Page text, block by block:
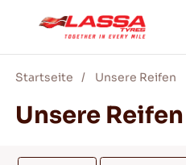
ALLE LASSA REIFEN
Startseite Unsere Reifen
Unsere Reifen